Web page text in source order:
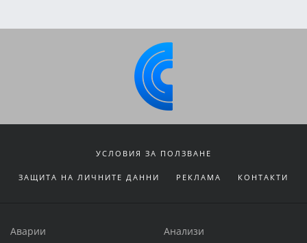
УСЛОВИЯ ЗА ПОЛЗВАНЕ
ЗАЩИТА НА ЛИЧНИТЕ ДАННИ РЕКЛАМА КОНТАКТИ
Аварии
Анализи